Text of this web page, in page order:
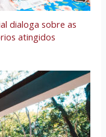
dialoga sobre as
atingidos